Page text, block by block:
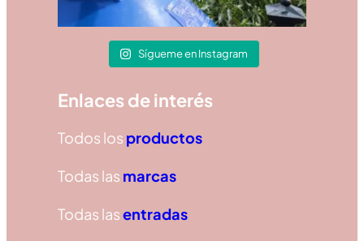
Sígueme en Instagram
Enlaces de interés
Todos los productos
Todas las marcas
Todas lasentradas